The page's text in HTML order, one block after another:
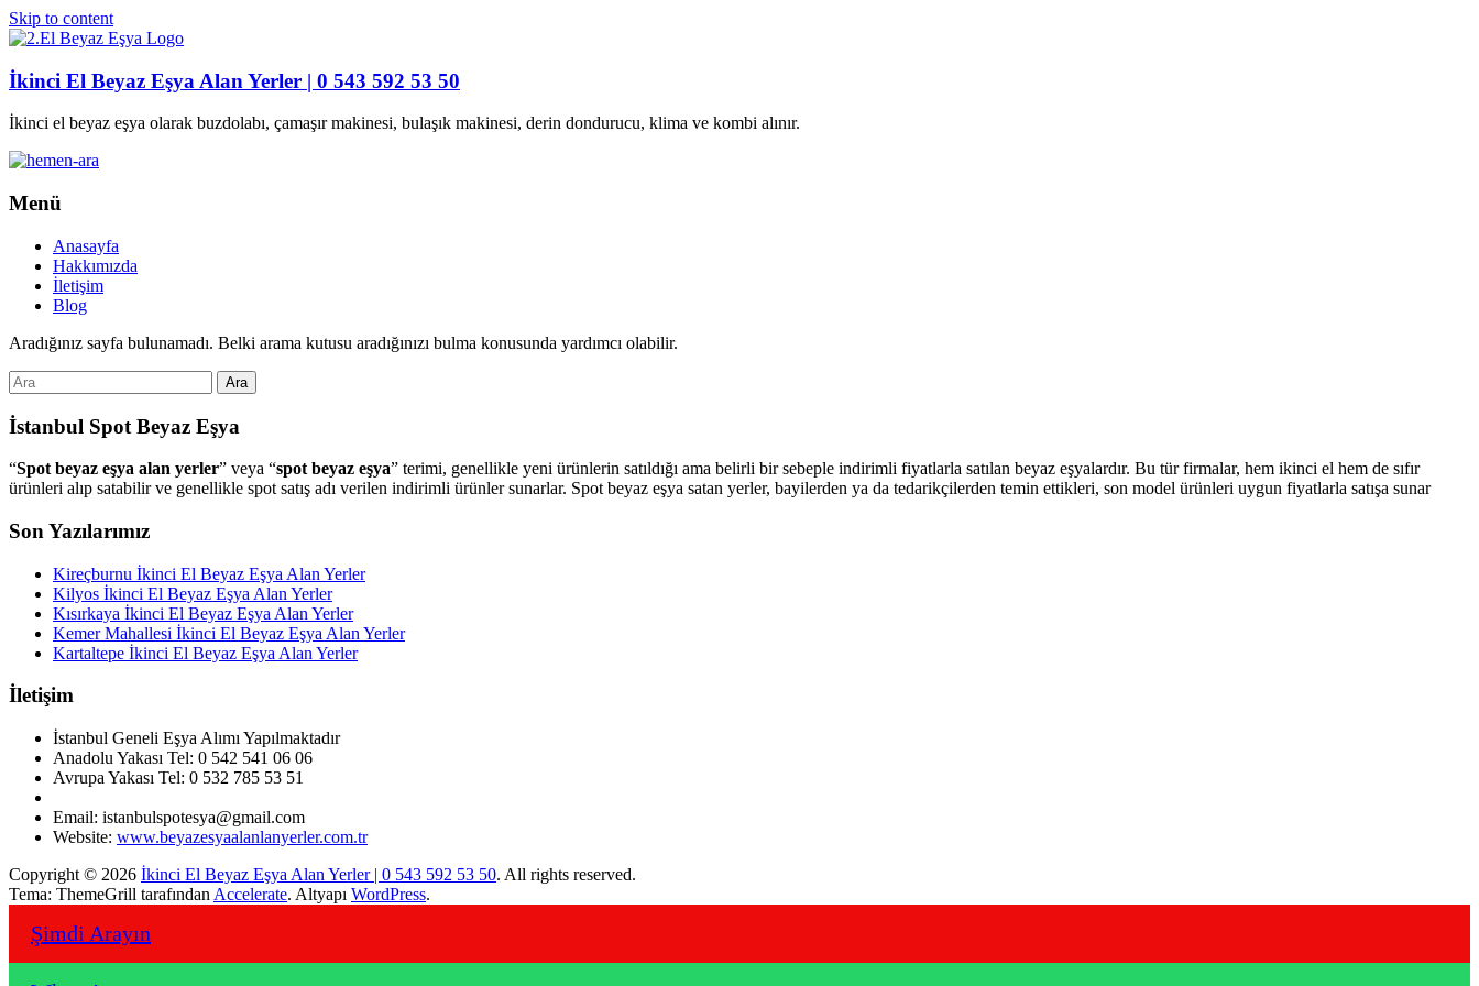
Skip to content
İkinci El Beyaz Eşya Alan Yerler | 0 543 592 53 50
İkinci el beyaz eşya olarak buzdolabı, çamaşır makinesi, bulaşık makinesi, derin dondurucu, klima ve kombi alınır.
Menü
Anasayfa
Hakkımızda
İletişim
Blog
Aradığınız sayfa bulunamadı. Belki arama kutusu aradığınızı bulma konusunda yardımcı olabilir.
İstanbul Spot Beyaz Eşya
“Spot beyaz eşya alan yerler” veya “spot beyaz eşya” terimi, genellikle yeni ürünlerin satıldığı ama belirli bir sebeple indirimli fiyatlarla satılan beyaz eşyalardır. Bu tür firmalar, hem ikinci el hem de sıfır
ürünleri alıp satabilir ve genellikle spot satış adı verilen indirimli ürünler sunarlar. Spot beyaz eşya satan yerler, bayilerden ya da tedarikçilerden temin ettikleri, son model ürünleri uygun fiyatlarla satışa sunar
Son Yazılarımız
Kireçburnu İkinci El Beyaz Eşya Alan Yerler
Kilyos İkinci El Beyaz Eşya Alan Yerler
Kısırkaya İkinci El Beyaz Eşya Alan Yerler
Kemer Mahallesi İkinci El Beyaz Eşya Alan Yerler
Kartaltepe İkinci El Beyaz Eşya Alan Yerler
İletişim
İstanbul Geneli Eşya Alımı Yapılmaktadır
Anadolu Yakası Tel: 0 542 541 06 06
Avrupa Yakası Tel: 0 532 785 53 51
Email: istanbulspotesya@gmail.com
Website: www.beyazesyaalanlanyerler.com.tr
Copyright © 2026 İkinci El Beyaz Eşya Alan Yerler | 0 543 592 53 50. All rights reserved.
Tema: ThemeGrill tarafından Accelerate. Altyapı WordPress.
Şimdi Arayın